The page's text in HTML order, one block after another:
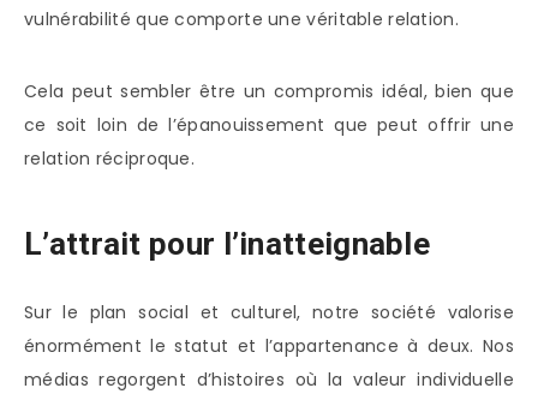
vulnérabilité que comporte une véritable relation.
Cela peut sembler être un compromis idéal, bien que
ce soit loin de l’épanouissement que peut offrir une
relation réciproque.
L’attrait pour l’inatteignable
Sur le plan social et culturel, notre société valorise
énormément le statut et l’appartenance à deux. Nos
médias regorgent d’histoires où la valeur individuelle